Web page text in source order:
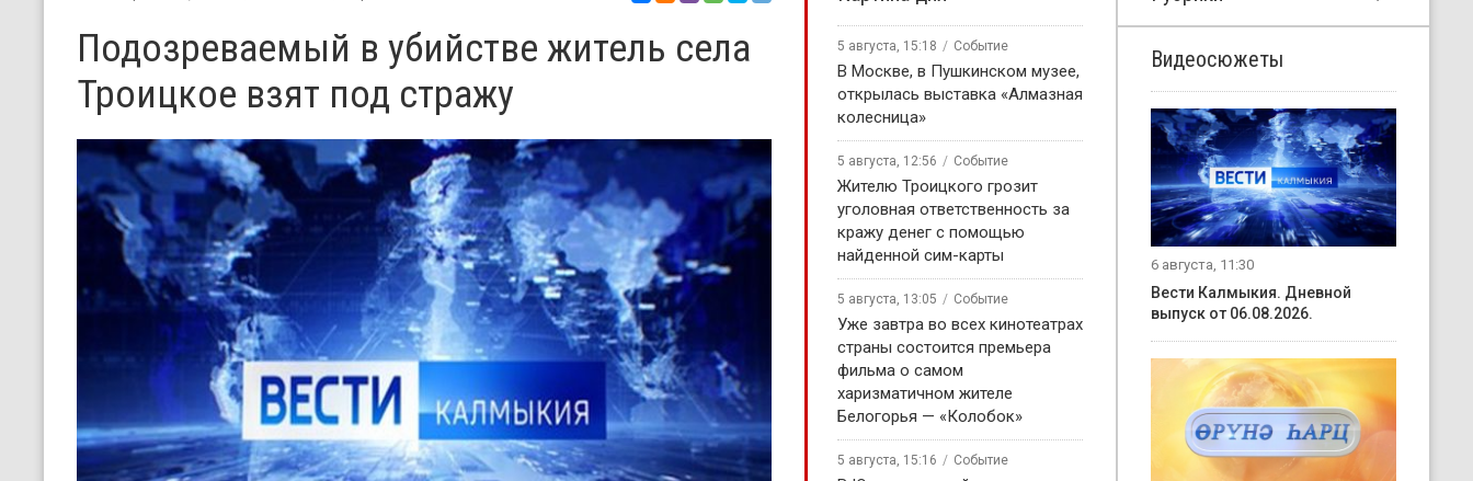
Подозреваемый в убийстве житель села
Троицкое взят под стражу
5 августа, 15:18 Событие
В Москве, в Пушкинском музее,
открылась выставка «Алмазная
колесница»
5 августа, 12:56 Событие
Жителю Троицкого грозит
уголовная ответственность за
кражу денег с помощью
найденной сим-карты
5 августа, 13:05 Событие
Уже завтра во всех кинотеатрах
страны состоится премьера
фильма о самом
харизматичном жителе
Белогорья — «Колобок»
5 августа, 15:16 Событие
Видеосюжеты
6 августа, 11:30
Вести Калмыкия. Дневной
выпуск от 06.08.2026.